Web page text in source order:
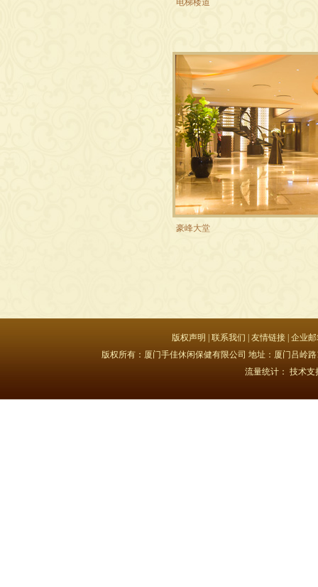
电梯楼道
豪峰大堂
版权声明 联系我们 友情链接 企业
版权所有：厦门手佳休闲保健有限公司 地址：厦门吕岭
流量统计：技术